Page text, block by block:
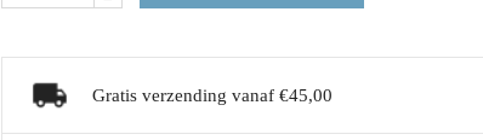
Gratis verzending vanaf €45,00